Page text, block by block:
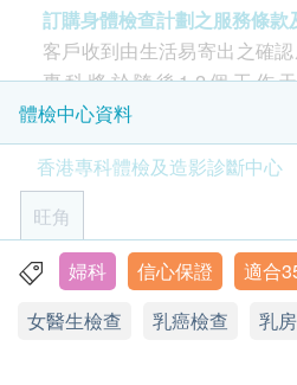
超薄柏氏抹片 (只適合有性經
乳房及盆腔觸診
乳房及盆腔觸診
報告
女醫生講解報告
現特為35歲及上女士推出
醫生進行乳房觸診檢查、
房造影、超聲波掃描檢查
本計劃由女醫生進行乳房
進行乳房造影及乳房超聲
服務，更切合您的需要。
香港專科成立十六年來，
影診斷部門設有私人更衣
WLAN無線區域網絡服務
及護士服務鐘，更另設女
訂購身體檢查計劃之服務條款
客戶收到由生活易寄出之確
專科將於隨後1-2個工作
WhatsApp客戶預約身體檢
可致電查詢或在訂單確
WhatsApp該中心預約。
WhatsApp: 6053 2278)
年齡
健康檢查計畫只適用於18歲
體檢中心資料
香港專科體檢及造影診斷中心
旺角
九龍旺角彌敦道625&639號雅蘭
顯示地圖
婦科 信心保證
適合
女醫生檢查
乳癌檢查 乳